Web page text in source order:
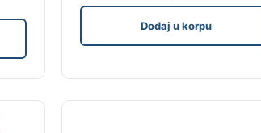
Dodaj u korpu